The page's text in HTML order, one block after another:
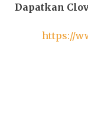
Dapatkan
https://